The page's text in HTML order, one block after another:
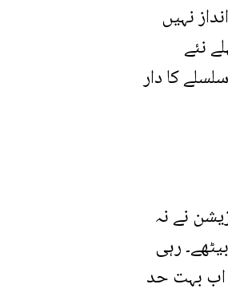
نہیں
نئے
کا دار
نے نہ
رہی
اب بہت حد